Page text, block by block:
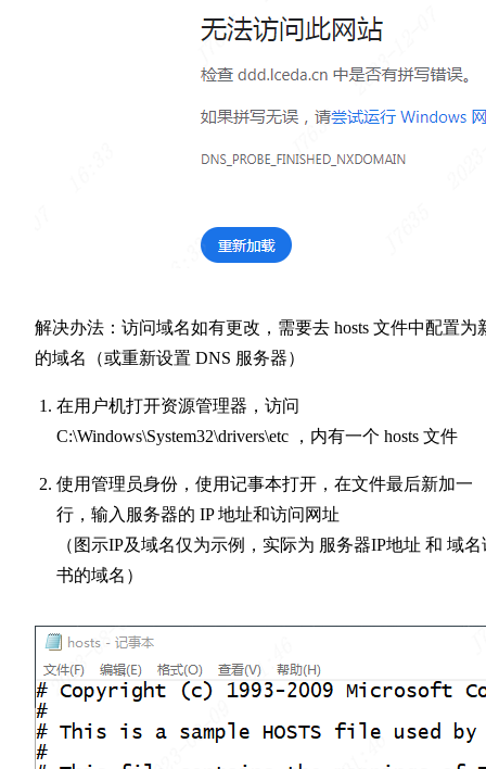
解决办法：访问域名如有更改，需要去 hosts 文件中配置为
的域名（或重新设置 DNS 服务器）
在用户机打开资源管理器，访问
C:\Windows\System32\drivers\etc ，内有一个 hosts 文件
使用管理员身份，使用记事本打开，在文件最后新加一
行，输入服务器的 IP 地址和访问网址
（图示IP及域名仅为示例，实际为 服务器IP地址 和 域名
书的域名）